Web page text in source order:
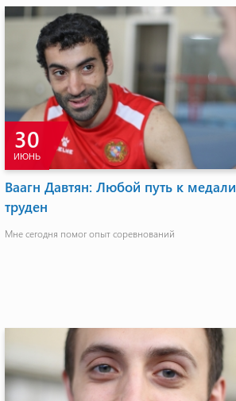
30
ИЮНЬ
Ваагн Давтян: Любой путь к медали
труден
Мне сегодня помог опыт соревнований